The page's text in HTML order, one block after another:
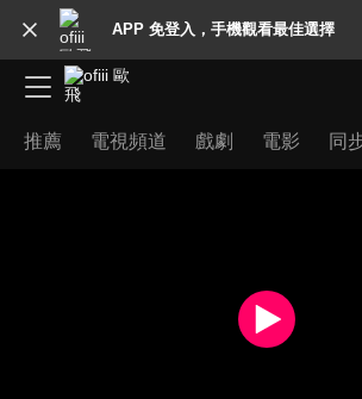
APP 免登入，手機觀看最佳選擇
推薦 電視頻道 戲劇 電影 同